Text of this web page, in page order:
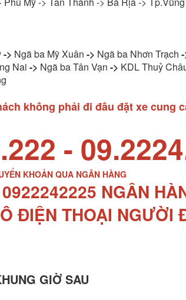
-> Ngã ba Mỹ Xuân -> Ngã ba Nhơn Trạch
Nai -> Ngã ba Tân Vạn -> KDL Thuỷ
không phải đi đâu đặt xe cung
-
KHOẢN QUA NGÂN HÀNG
NGÂN
ĐIỆN THOẠI NGƯỜI
GIỜ SAU